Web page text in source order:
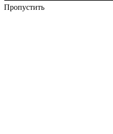
Пропустить